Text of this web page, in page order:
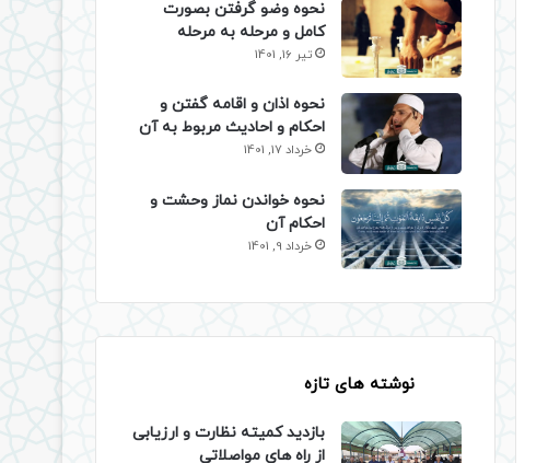
نحوه وضو گرفتن بصورت
کامل و مرحله به مرحله
تیر 16, 1401
نحوه اذان و اقامه گفتن و
احکام و احادیث مربوط به آن
خرداد 17, 1401
نحوه خواندن نماز وحشت و
احکام آن
خرداد 9, 1401
نوشته های تازه
بازدید کمیته نظارت و ارزیابی
از راه های مواصلاتی